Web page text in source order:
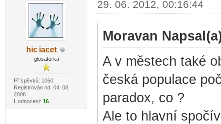
hiciacet
glosatorka
Příspěvků: 1060
Registrován od: 04. 08.
2008
Hodnocení: 16
29. 06. 2012, 00:16:44
Moravan
A v městech také
česká populace
paradox, co ?
Ale to hlavní